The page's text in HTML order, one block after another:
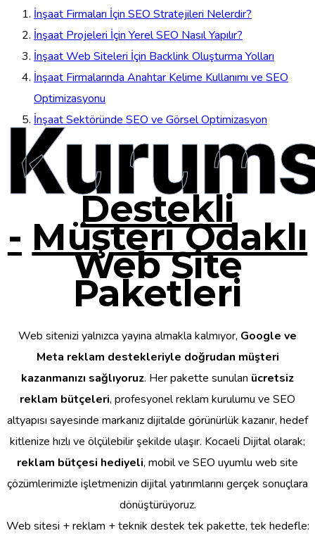
İnşaat Firmaları İçin SEO Stratejileri Nelerdir?
İnşaat Projeleri İçin Yerel SEO Nasıl Yapılır?
İnşaat Web Siteleri İçin Backlink Oluşturma Yolları
İnşaat Firmalarında Anahtar Kelime Kullanımı ve SEO
Optimizasyonu
İnşaat Sektöründe SEO ve Görsel Optimizasyon
Destekli
- Müşteri Odaklı
Web Site
Paketleri
Web sitenizi yalnızca yayına almakla kalmıyor, Google ve
Meta reklam destekleriyle doğrudan müşteri
kazanmanızı sağlıyoruz. Her pakette sunulan ücretsiz
reklam bütçeleri, profesyonel reklam kurulumu ve SEO
altyapısı sayesinde markanız dijitalde görünürlük kazanır, hedef
kitlenize hızlı ve ölçülebilir şekilde ulaşır. Kocaeli Dijital olarak;
reklam bütçesi hediyeli, mobil ve SEO uyumlu web site
çözümlerimizle işletmenizin dijital yatırımlarını gerçek sonuçlara
dönüştürüyoruz.
Web sitesi + reklam + teknik destek tek pakette, tek hedefle: